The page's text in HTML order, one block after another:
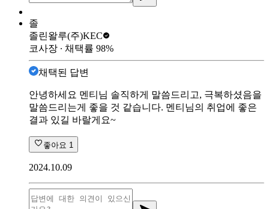
졸
졸린왈루(주)KEC
코사장 ∙ 채택률 98%
채택된 답변
안녕하세요 멘티님 솔직하게 말씀드리고, 극복하셨음을
말씀드리는게 좋을 것 같습니다. 멘티님의 취업에 좋은
결과 있길 바랄게요~
좋아요 1
2024.10.09